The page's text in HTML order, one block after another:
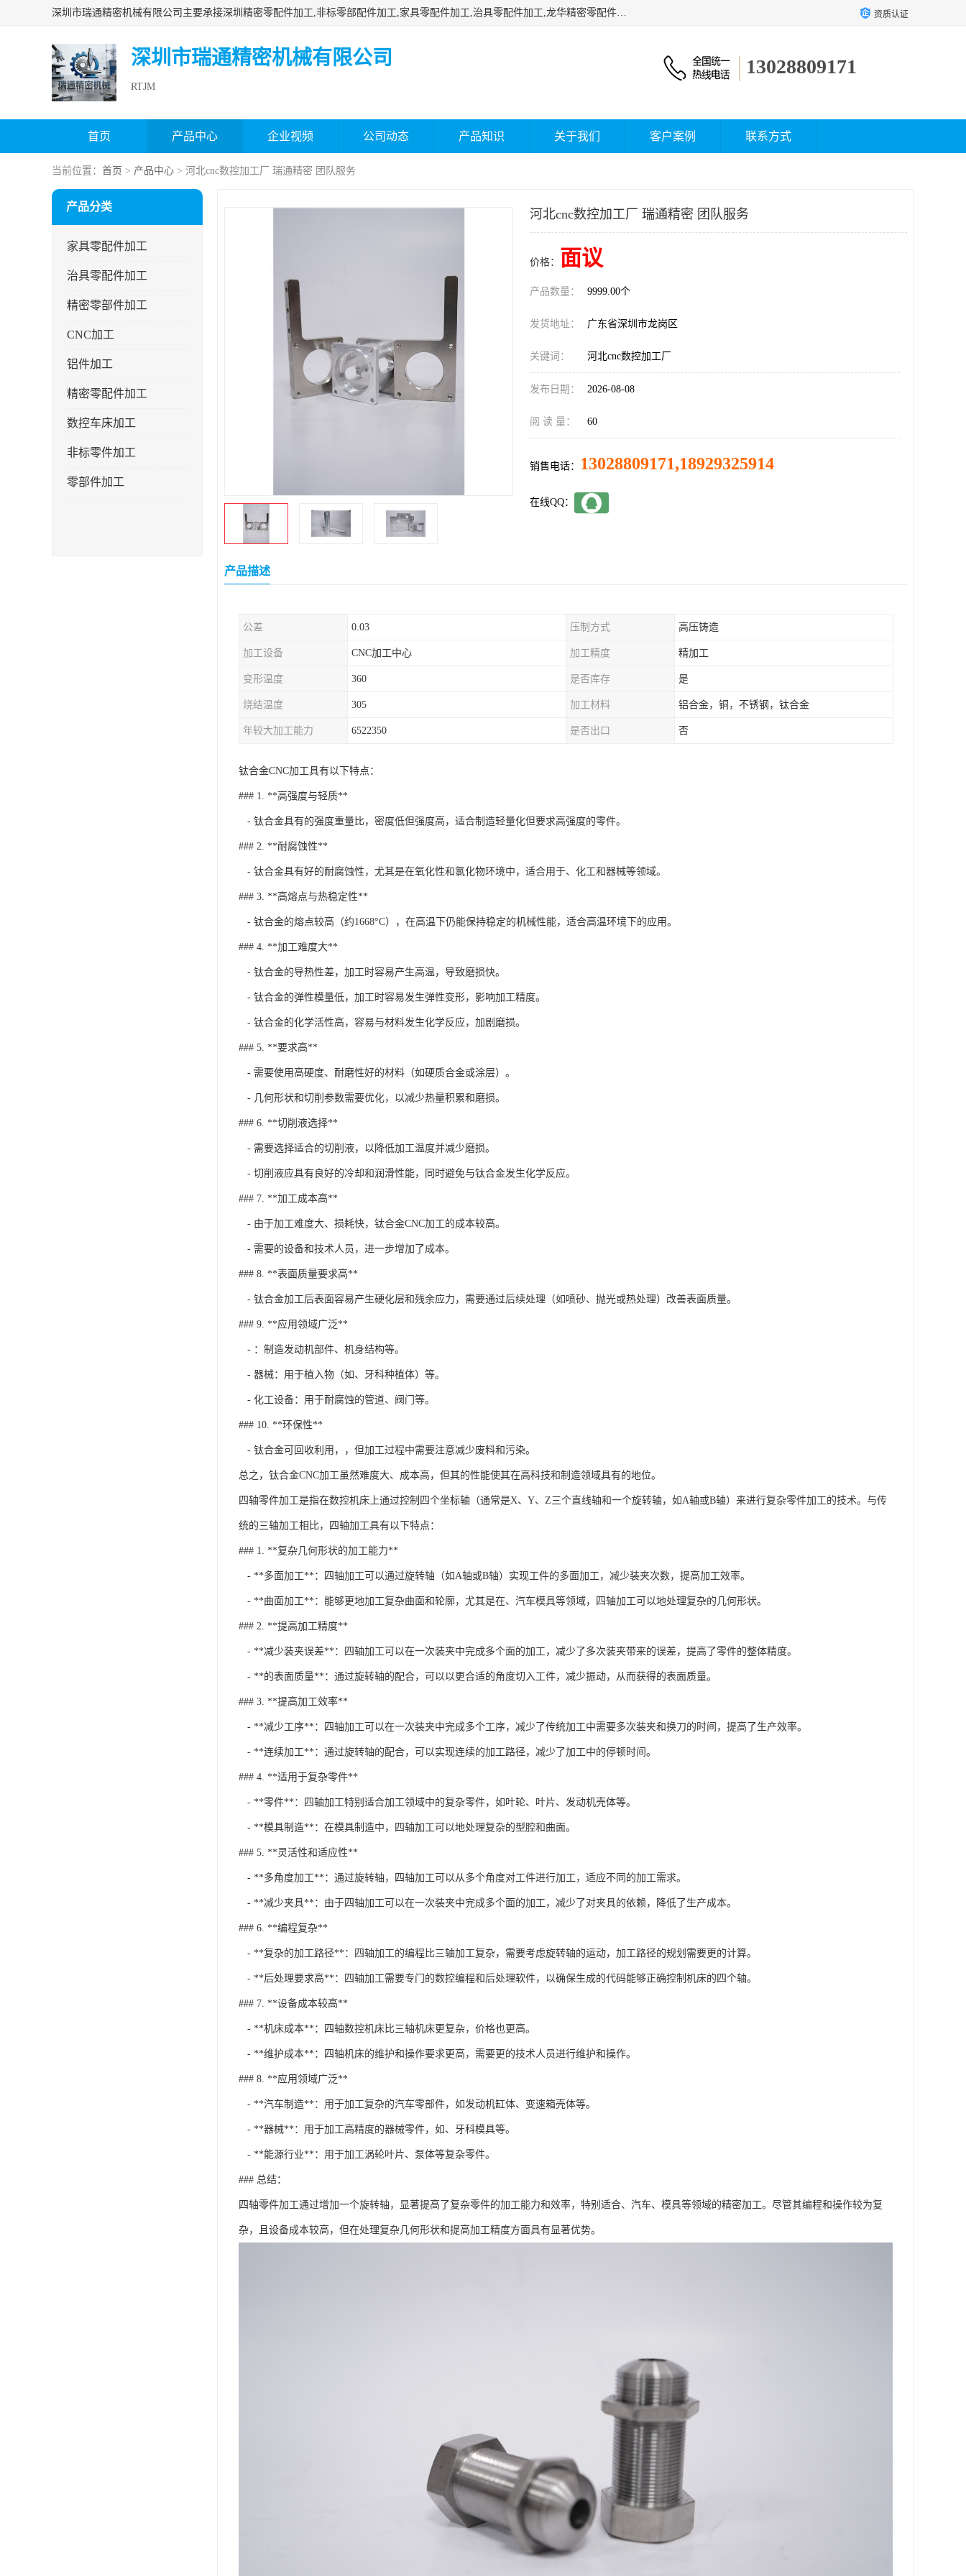
深圳市瑞通精密机械有限公司主要承接深圳精密零配件加工,非标零部配件加工,家具零配件加工,治具零配件加工,龙华精密零配件加工等各种各种精密机械加工，欢迎来来电咨询！ 资质认证
深圳市瑞通精密机械有限公司
RTJM
13028809171
首页 产品中心 企业视频 公司动态 产品知识 关于我们 客户案例 联系方式
当前位置： 首页 > 产品中心 > 河北cnc数控加工厂 瑞通精密 团队服务
产品分类
家具零配件加工
治具零配件加工
精密零部件加工
CNC加工
铝件加工
精密零配件加工
数控车床加工
非标零件加工
零部件加工
河北cnc数控加工厂 瑞通精密 团队服务
价格： 面议
产品数量： 9999.00个
发货地址： 广东省深圳市龙岗区
关键词： 河北cnc数控加工厂
发布日期： 2026-08-08
阅 读 量： 60
销售电话： 13028809171,18929325914
在线QQ：
产品描述
公差 0.03 压制方式 高压铸造
加工设备 CNC加工中心 加工精度 精加工
变形温度 360 是否库存 是
烧结温度 305 加工材料 铝合金，铜，不锈钢，钛合金
年较大加工能力 6522350 是否出口 否
钛合金CNC加工具有以下特点：
### 1. **高强度与轻质**
- 钛合金具有的强度重量比，密度低但强度高，适合制造轻量化但要求高强度的零件。
### 2. **耐腐蚀性**
- 钛合金具有好的耐腐蚀性，尤其是在氧化性和氯化物环境中，适合用于、化工和器械等领域。
### 3. **高熔点与热稳定性**
- 钛合金的熔点较高（约1668°C），在高温下仍能保持稳定的机械性能，适合高温环境下的应用。
### 4. **加工难度大**
- 钛合金的导热性差，加工时容易产生高温，导致磨损快。
- 钛合金的弹性模量低，加工时容易发生弹性变形，影响加工精度。
- 钛合金的化学活性高，容易与材料发生化学反应，加剧磨损。
### 5. **要求高**
- 需要使用高硬度、耐磨性好的材料（如硬质合金或涂层）。
- 几何形状和切削参数需要优化，以减少热量积累和磨损。
### 6. **切削液选择**
- 需要选择适合的切削液，以降低加工温度并减少磨损。
- 切削液应具有良好的冷却和润滑性能，同时避免与钛合金发生化学反应。
### 7. **加工成本高**
- 由于加工难度大、损耗快，钛合金CNC加工的成本较高。
- 需要的设备和技术人员，进一步增加了成本。
### 8. **表面质量要求高**
- 钛合金加工后表面容易产生硬化层和残余应力，需要通过后续处理（如喷砂、抛光或热处理）改善表面质量。
### 9. **应用领域广泛**
- ：制造发动机部件、机身结构等。
- 器械：用于植入物（如、牙科种植体）等。
- 化工设备：用于耐腐蚀的管道、阀门等。
### 10. **环保性**
- 钛合金可回收利用，，但加工过程中需要注意减少废料和污染。
总之，钛合金CNC加工虽然难度大、成本高，但其的性能使其在高科技和制造领域具有的地位。
四轴零件加工是指在数控机床上通过控制四个坐标轴（通常是X、Y、Z三个直线轴和一个旋转轴，如A轴或B轴）来进行复杂零件加工的技术。与传
统的三轴加工相比，四轴加工具有以下特点：
### 1. **复杂几何形状的加工能力**
- **多面加工**：四轴加工可以通过旋转轴（如A轴或B轴）实现工件的多面加工，减少装夹次数，提高加工效率。
- **曲面加工**：能够更地加工复杂曲面和轮廓，尤其是在、汽车模具等领域，四轴加工可以地处理复杂的几何形状。
### 2. **提高加工精度**
- **减少装夹误差**：四轴加工可以在一次装夹中完成多个面的加工，减少了多次装夹带来的误差，提高了零件的整体精度。
- **的表面质量**：通过旋转轴的配合，可以以更合适的角度切入工件，减少振动，从而获得的表面质量。
### 3. **提高加工效率**
- **减少工序**：四轴加工可以在一次装夹中完成多个工序，减少了传统加工中需要多次装夹和换刀的时间，提高了生产效率。
- **连续加工**：通过旋转轴的配合，可以实现连续的加工路径，减少了加工中的停顿时间。
### 4. **适用于复杂零件**
- **零件**：四轴加工特别适合加工领域中的复杂零件，如叶轮、叶片、发动机壳体等。
- **模具制造**：在模具制造中，四轴加工可以地处理复杂的型腔和曲面。
### 5. **灵活性和适应性**
- **多角度加工**：通过旋转轴，四轴加工可以从多个角度对工件进行加工，适应不同的加工需求。
- **减少夹具**：由于四轴加工可以在一次装夹中完成多个面的加工，减少了对夹具的依赖，降低了生产成本。
### 6. **编程复杂**
- **复杂的加工路径**：四轴加工的编程比三轴加工复杂，需要考虑旋转轴的运动，加工路径的规划需要更的计算。
- **后处理要求高**：四轴加工需要专门的数控编程和后处理软件，以确保生成的代码能够正确控制机床的四个轴。
### 7. **设备成本较高**
- **机床成本**：四轴数控机床比三轴机床更复杂，价格也更高。
- **维护成本**：四轴机床的维护和操作要求更高，需要更的技术人员进行维护和操作。
### 8. **应用领域广泛**
- **汽车制造**：用于加工复杂的汽车零部件，如发动机缸体、变速箱壳体等。
- **器械**：用于加工高精度的器械零件，如、牙科模具等。
- **能源行业**：用于加工涡轮叶片、泵体等复杂零件。
### 总结：
四轴零件加工通过增加一个旋转轴，显著提高了复杂零件的加工能力和效率，特别适合、汽车、模具等领域的精密加工。尽管其编程和操作较为复
杂，且设备成本较高，但在处理复杂几何形状和提高加工精度方面具有显著优势。